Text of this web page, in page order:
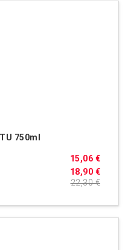
750ml
18,90 €
15,06 €
22,30 €